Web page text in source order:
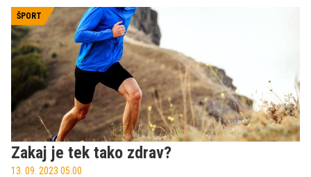
ŠPORT
Zakaj je tek tako zdrav?
13. 09. 2023 05.00